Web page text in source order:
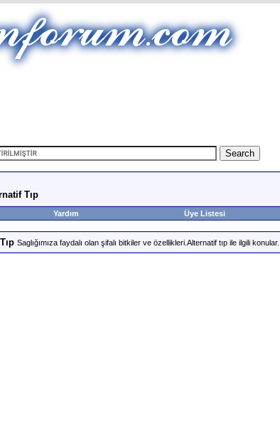
Tıp
Yardım Üye Listesi
Saglığımıza faydalı olan şifalı bitkiler ve özellikleri.Alternatif tıp ile ilgili konular...